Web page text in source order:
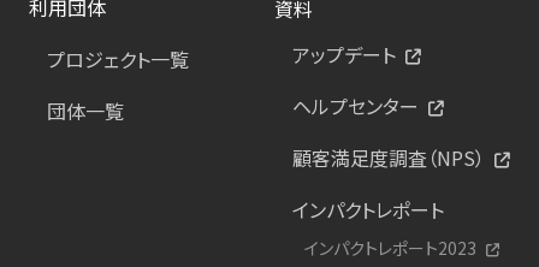
利用団体
プロジェクト一覧
団体一覧
資料
アップデート
ヘルプセンター
顧客満足度調査（NPS）
インパクトレポート
インパクトレポート2023